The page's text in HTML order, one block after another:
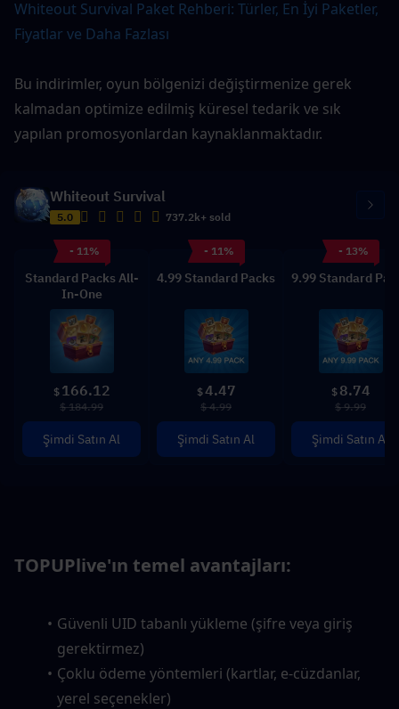
Whiteout Survival Paket Rehberi: Türler, En İyi Paketler,
Fiyatlar ve Daha Fazlası
Bu indirimler, oyun bölgenizi değiştirmenize gerek
kalmadan optimize edilmiş küresel tedarik ve sık
yapılan promosyonlardan kaynaklanmaktadır.
Whiteout Survival
5.0 737.2k+ sold
- 11%
Standard Packs All-
In-One
$ 166.12
$ 184.99
Şimdi Satın Al
- 11%
4.99 Standard Packs
$4.47
$ 4.99
Şimdi Satın Al
- 13%
9.99 Standard
$ 8.74
$ 9.99
Şimdi Satın Al
TOPUPlive'ın temel avantajları:
Güvenli UID tabanlı yükleme (şifre veya giriş
gerektirmez)
Çoklu ödeme yöntemleri (kartlar, e-cüzdanlar,
yerel seçenekler)